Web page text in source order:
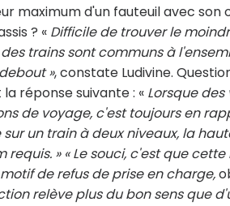
maximum d'un fauteuil avec son
? « Difficile de trouver le
trains sont communs à
», constate Ludivine.
réponse suivante : « Lorsque
de voyage, c'est toujours en
sur un train à deux niveaux, la
requis. » « Le souci, c'est que
de refus de prise en charge,
relève plus du bon sens que